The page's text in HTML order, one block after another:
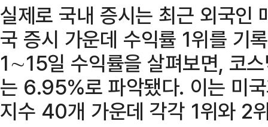
실제로 국내 증시는 최근 외국인
국 증시 가운데 수익률 1위를 기
1∼15일 수익률을 살펴보면, 코
는 6.95%로 파악됐다. 이는 미
지수 40개 가운데 각각 1위와 2